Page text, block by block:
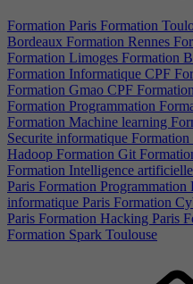
Formation Paris Formation
Bordeaux Formation Rennes
Formation Limoges Formation
Formation Informatique CPF
Formation Gmao CPF
Formation Programmation
Formation Machine learning
Securite informatique
Hadoop Formation Git
Formation Intelligence
Paris Formation Programmation
informatique Paris Formation
Paris Formation Hacking Paris
Formation Spark Toulouse